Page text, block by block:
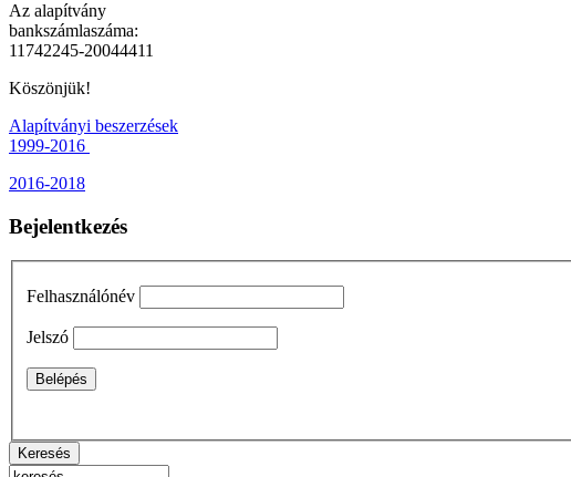
Az alapítvány
bankszámlaszáma:
11742245-20044411
Köszönjük!
Alapítványi beszerzések
1999-2016
2016-2018
Bejelentkezés
Felhasználónév
Jelszó